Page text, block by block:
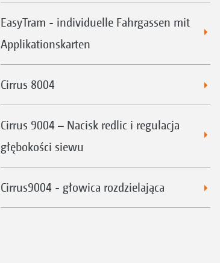
EasyTram - individuelle Fahrgassen mit
Applikationskarten
Cirrus 8004
Cirrus 9004 – Nacisk redlic i regulacja
głębokości siewu
Cirrus9004 - głowica rozdzielająca